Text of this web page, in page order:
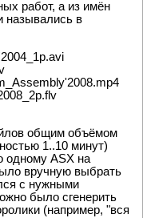
работ, а из имён
назывались в
общим объёмом
1..10 минут)
одному ASX на
вручную выбрать
с нужными
было сгенерить
(например, "вся